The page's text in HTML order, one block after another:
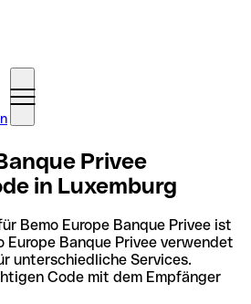
Privee
in Luxemburg
Bemo Europe Banque Privee ist
Europe Banque Privee verwendet
unterschiedliche Services.
Code mit dem Empfänger